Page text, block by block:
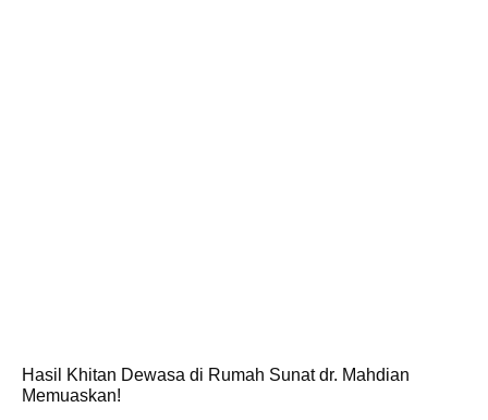
Hasil Khitan Dewasa di Rumah Sunat dr. Mahdian
Memuaskan!